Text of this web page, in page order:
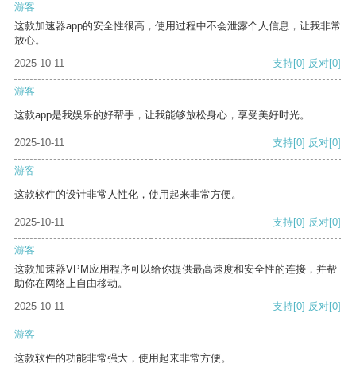
游客
这款加速器app的安全性很高，使用过程中不会泄露个人信息，让我非常
放心。
2025-10-11
支持[0] 反对[0]
游客
这款app是我娱乐的好帮手，让我能够放松身心，享受美好时光。
2025-10-11 支持[0] 反对[0]
游客
这款软件的设计非常人性化，使用起来非常方便。
2025-10-11 支持[0] 反对[0]
游客
这款加速器VPM应用程序可以给你提供最高速度和安全性的连接，并帮
助你在网络上自由移动。
2025-10-11
支持[0] 反对[0]
游客
这款软件的功能非常强大，使用起来非常方便。